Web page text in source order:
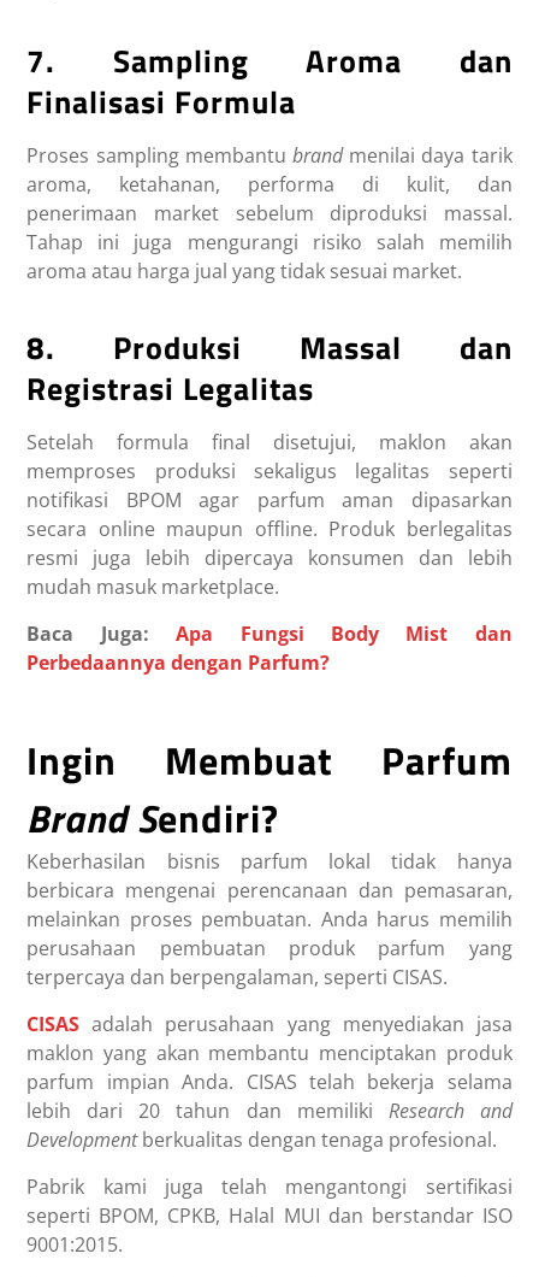
7. Sampling Aroma dan
Finalisasi Formula
Proses sampling membantu brandmenilai daya tarik
aroma, ketahanan, performa di kulit, dan
penerimaan market sebelum diproduksi massal.
Tahap ini juga mengurangi risiko salah memilih
aroma atau harga jual yang tidak sesuai market.
8. Produksi Massal dan
Registrasi Legalitas
Setelah formula final disetujui, maklon akan
memproses produksi sekaligus legalitas seperti
notifikasi BPOM agar parfum aman dipasarkan
secara online maupun offline. Produk berlegalitas
resmi juga lebih dipercaya konsumen dan lebih
mudah masuk marketplace.
Baca Juga:Apa Fungsi Body Mist dan
Perbedaannya dengan Parfum?
Ingin Membuat Parfum
Brand Sendiri?
Keberhasilan bisnis parfum lokal tidak hanya
berbicara mengenai perencanaan dan pemasaran,
melainkan proses pembuatan. Anda harus memilih
perusahaan pembuatan produk parfum yang
terpercaya dan berpengalaman, seperti CISAS.
CISAS adalah perusahaan yang menyediakan jasa
maklon yang akan membantu menciptakan produk
parfum impian Anda. CISAS telah bekerja selama
lebih dari 20 tahun dan memiliki Research and
Developmentberkualitas dengan tenaga profesional.
Pabrik kami juga telah mengantongi sertifikasi
seperti BPOM, CPKB, Halal MUI dan berstandar ISO
9001:2015.